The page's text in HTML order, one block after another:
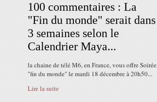
100 commentaires : La
"Fin du monde" serait dans
3 semaines selon le
Calendrier Maya...
la chaine de télé M6, en France, vous offre Soirée
"fin du monde" le mardi 18 décembre à 20h50...
Lire la suite